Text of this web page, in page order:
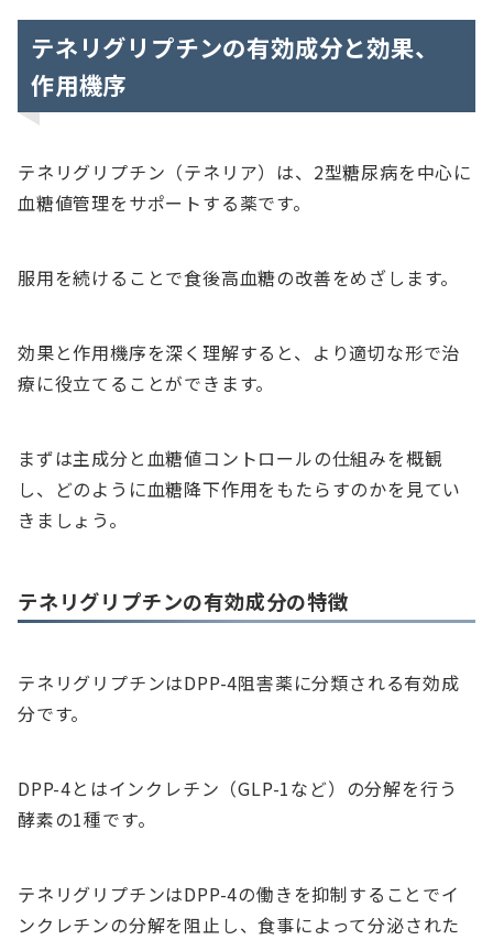
テネリグリプチンの有効成分と効果、
作用機序
テネリグリプチン（テネリア）は、2型糖尿病を中心に
血糖値管理をサポートする薬です。
服用を続けることで食後高血糖の改善をめざします。
効果と作用機序を深く理解すると、より適切な形で治
療に役立てることができます。
まずは主成分と血糖値コントロールの仕組みを概観
し、どのように血糖降下作用をもたらすのかを見てい
きましょう。
テネリグリプチンの有効成分の特徴
テネリグリプチンはDPP-4阻害薬に分類される有効成
分です。
DPP-4とはインクレチン（GLP-1など）の分解を行う
酵素の1種です。
テネリグリプチンはDPP-4の働きを抑制することでイ
ンクレチンの分解を阻止し、食事によって分泌された